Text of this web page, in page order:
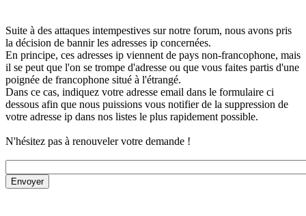
Suite à des attaques intempestives sur notre forum, nous avons pris
la décision de bannir les adresses ip concernées.
En principe, ces adresses ip viennent de pays non-francophone, mais
il se peut que l'on se trompe d'adresse ou que vous faites partis d'une
poignée de francophone situé à l'étrangé.
Dans ce cas, indiquez votre adresse email dans le formulaire ci
dessous afin que nous puissions vous notifier de la suppression de
votre adresse ip dans nos listes le plus rapidement possible.
N'hésitez pas à renouveler votre demande !